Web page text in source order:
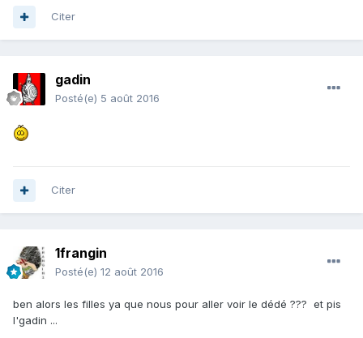
Citer
gadin
Posté(e) 5 août 2016
Citer
1frangin
Posté(e) 12 août 2016
ben alors les filles ya que nous pour aller voir le dédé ??? et pis
l'gadin ...